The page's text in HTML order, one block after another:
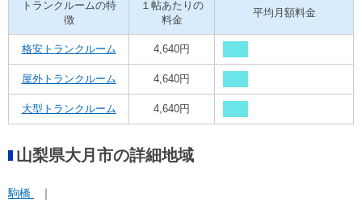
トランクルームの特
徴
１帖あたりの
料金
平均月額料金
格安トランクルーム 4,640円
屋外トランクルーム 4,640円
大型トランクルーム 4,640円
山梨県大月市の詳細地域
駒橋